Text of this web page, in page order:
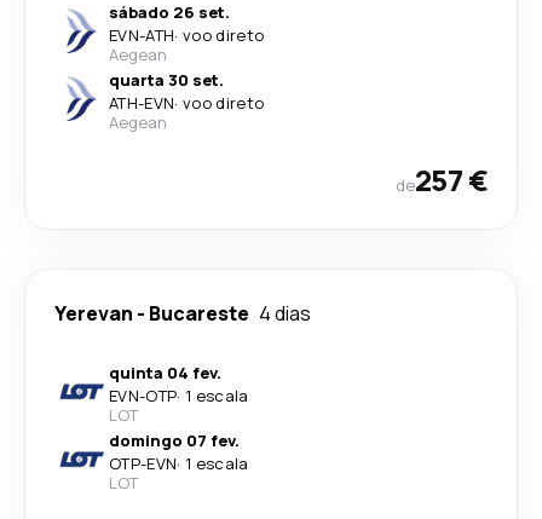
sábado 26 set.
EVN-ATH· voo direto
Aegean
quarta 30 set.
ATH-EVN· voo direto
Aegean
de257 €
Yerevan - Bucareste 4 dias
quinta 04 fev.
EVN-OTP· 1 escala
LOT
domingo 07 fev.
OTP-EVN· 1 escala
LOT